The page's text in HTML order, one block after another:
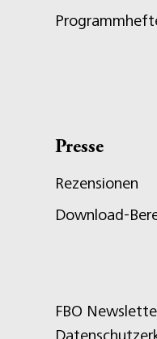
Presse
Rezensionen
Download-
FBO